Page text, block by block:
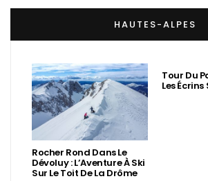
HAUTES-ALPES
Rocher Rond Dans Le
Dévoluy : L’Aventure À Ski
Sur Le Toit De La Drôme
Tour Du
Les